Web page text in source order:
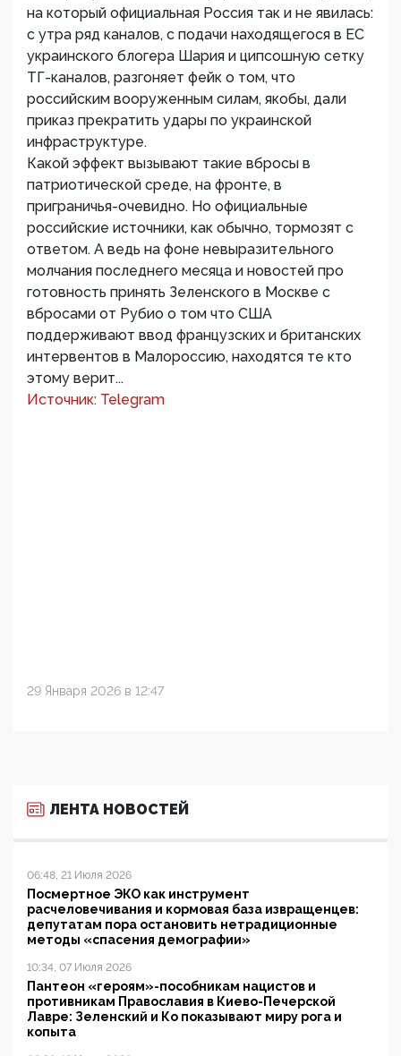
на который официальная Россия так и не явилась:
с утра ряд каналов, с подачи находящегося в ЕС
украинского блогера Шария и ципсошную сетку
ТГ-каналов, разгоняет фейк о том, что
российским вооруженным силам, якобы, дали
приказ прекратить удары по украинской
инфраструктуре.
Какой эффект вызывают такие вбросы в
патриотической среде, на фронте, в
приграничья-очевидно. Но официальные
российские источники, как обычно, тормозят с
ответом. А ведь на фоне невыразительного
молчания последнего месяца и новостей про
готовность принять Зеленского в Москве с
вбросами от Рубио о том что США
поддерживают ввод французских и британских
интервентов в Малороссию, находятся те кто
этому верит...
Источник: Telegram
29 Января 2026 в 12:47
ЛЕНТА НОВОСТЕЙ
06:48, 21 Июля 2026
Посмертное ЭКО как инструмент
расчеловечивания и кормовая база извращенцев:
депутатам пора остановить нетрадиционные
методы «спасения демографии»
10:34, 07 Июля 2026
Пантеон «героям»-пособникам нацистов и
противникам Православия в Киево-Печерской
Лавре: Зеленский и Ко показывают миру рога и
копыта